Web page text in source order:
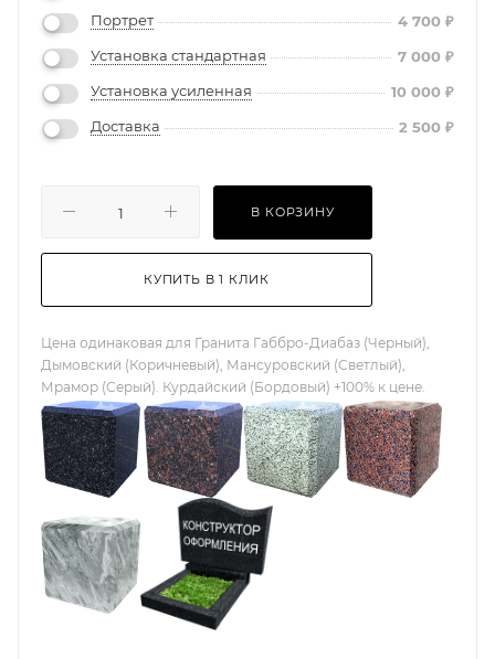
Портрет
4 700 ₽
Установка стандартная
7 000 ₽
Установка усиленная
10 000 ₽
Доставка
2 500 ₽
В КОРЗИНУ
КУПИТЬ В 1 КЛИК
Цена одинаковая для Гранита Габбро-Диабаз (Черный),
Дымовский (Коричневый), Мансуровский (Светлый),
Мрамор (Серый). Курдайский (Бордовый) +100% к цене.